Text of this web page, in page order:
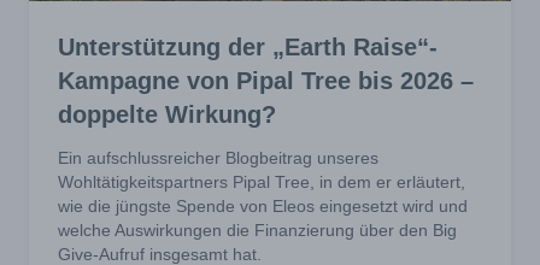
Unterstützung der „Earth Raise“-
Kampagne von Pipal Tree bis 2026 –
doppelte Wirkung?
Ein aufschlussreicher Blogbeitrag unseres
Wohltätigkeitspartners Pipal Tree, in dem er erläutert,
wie die jüngste Spende von Eleos eingesetzt wird und
welche Auswirkungen die Finanzierung über den Big
Give-Aufruf insgesamt hat.